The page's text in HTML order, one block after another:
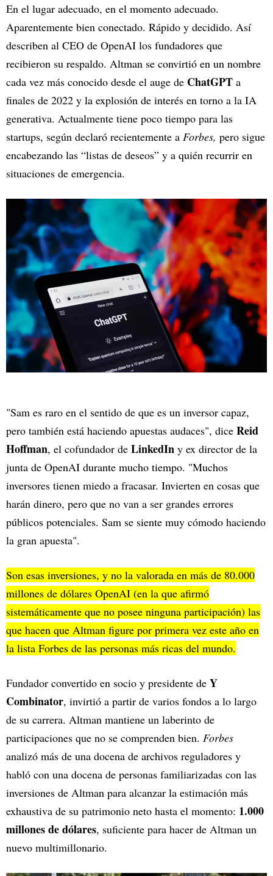
En el lugar adecuado, en el momento adecuado.
Aparentemente bien conectado. Rápido y decidido. Así
describen al CEO de OpenAI los fundadores que
recibieron su respaldo. Altman se convirtió en un nombre
cada vez más conocido desde el auge de ChatGPT a
finales de 2022 y la explosión de interés en torno a la IA
generativa. Actualmente tiene poco tiempo para las
startups, según declaró recientemente a Forbes, pero sigue
encabezando las “listas de deseos” y a quién recurrir en
situaciones de emergencia.
"Sam es raro en el sentido de que es un inversor capaz,
pero también está haciendo apuestas audaces", dice Reid
Hoffman, el cofundador de LinkedIn y ex director de la
junta de OpenAI durante mucho tiempo. "Muchos
inversores tienen miedo a fracasar. Invierten en cosas que
harán dinero, pero que no van a ser grandes errores
públicos potenciales. Sam se siente muy cómodo haciendo
la gran apuesta".
Son esas inversiones, y no la valorada en más de 80.000
millones de dólares OpenAI (en la que afirmó
sistemáticamente que no posee ninguna participación) las
que hacen que Altman figure por primera vez este año en
la lista Forbes de las personas más ricas del mundo.
Fundador convertido en socio y presidente de Y
Combinator, invirtió a partir de varios fondos a lo largo
de su carrera. Altman mantiene un laberinto de
participaciones que no se comprenden bien. Forbes
analizó más de una docena de archivos reguladores y
habló con una docena de personas familiarizadas con las
inversiones de Altman para alcanzar la estimación más
exhaustiva de su patrimonio neto hasta el momento: 1.000
millones de dólares, suficiente para hacer de Altman un
nuevo multimillonario.